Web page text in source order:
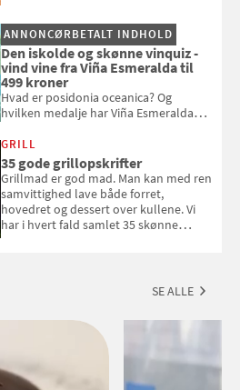
og se, hvordan du gør
ANNONCØRBETALT INDHOLD
Den iskolde og skønne vinquiz -
vind vine fra Viña Esmeralda til
499 kroner
Hvad er posidonia oceanica? Og
hvilken medalje har Viña Esmeralda
med i Samvirkes skønne vinquiz, hvor
du kan vinde 6 flasker vin fra Viña
Esmeralda. Konkurrencen slutter 1.
september 2026.
GRILL
35 gode grillopskrifter
Grillmad er god mad. Man kan med ren
samvittighed lave både forret,
hovedret og dessert over kullene. Vi
har i hvert fald samlet 35 skønne
SE ALLE